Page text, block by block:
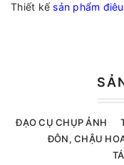
Thiết kếsản phẩm
ĐẠO CỤ CHỤP ẢNH
ĐÔN, CHẬU